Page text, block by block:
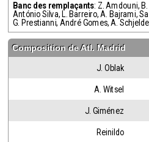
Banc des remplaçants: Z. Amdouni,
António Silva, L. Barreiro, A. Bajrami,
G. Prestianni, André Gomes, A.
Composition deAtl. Madrid
J. Oblak
A. Witsel
J. Giménez
Reinildo